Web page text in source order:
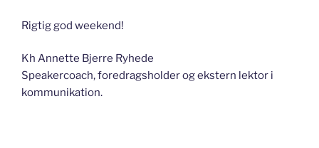
Rigtig god weekend!
Kh Annette Bjerre Ryhede
Speakercoach, foredragsholder og ekstern lektor i
kommunikation.